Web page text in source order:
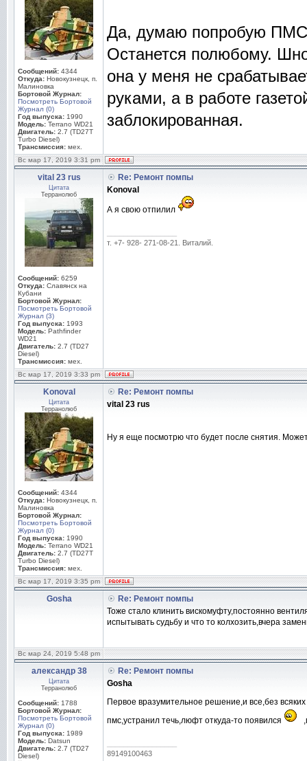
Сообщений: 4344
Откуда: Новокузнецк, п.
Малиновка
Бортовой Журнал:
Посмотреть Бортовой
Журнал (0)
Год выпуска: 1990
Модель: Terrano WD21
Двигатель: 2.7 (TD27T
Turbo Diesel)
Трансмиссия: мех.
Да, думаю попробую ПМС
Останется полюбому.
она у меня не
руками, а в работе
заблокированная.
Вс мар 17, 2019 3:31 pm
vital 23 rus
Цитата
Терранолюб
Сообщений: 6259
Откуда: Славянск на
Кубани
Бортовой Журнал:
Посмотреть Бортовой
Журнал (3)
Год выпуска: 1993
Модель: Pathfinder
WD21
Двигатель: 2.7 (TD27
Diesel)
Трансмиссия: мех.
Re: Ремонт помпы
Konoval
А я свою отпилил
т. +7- 928- 271-08-21. Виталий.
Вс мар 17, 2019 3:33 pm
Konoval
Цитата
Терранолюб
Сообщений: 4344
Откуда: Новокузнецк, п.
Малиновка
Бортовой Журнал:
Посмотреть Бортовой
Журнал (0)
Год выпуска: 1990
Модель: Terrano WD21
Двигатель: 2.7 (TD27T
Turbo Diesel)
Трансмиссия: мех.
Re: Ремонт помпы
vital 23 rus
Ну я еще посмотрю что будет после снятия.
Вс мар 17, 2019 3:35 pm
Gosha
Re: Ремонт помпы
Тоже стало клинить вискомуфту,постоянно
испытывать судьбу и что то колхозить,вчера
Вс мар 24, 2019 5:48 pm
александр 38
Цитата
Терранолюб
Сообщений: 1788
Бортовой Журнал:
Посмотреть Бортовой
Журнал (0)
Год выпуска: 1989
Модель: Datsun
Двигатель: 2.7 (TD27
Diesel)
Re: Ремонт помпы
Gosha
Первое вразумительное решение,и все,без
пмс,устранил течь,люфт откуда-то появился
89149100463